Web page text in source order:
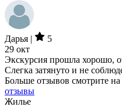
Дарья |
5
29 окт
Экскурсия прошла хорошо,
Слегка затянуто и не
Больше отзывов смотрите на
отзывы
Жилье